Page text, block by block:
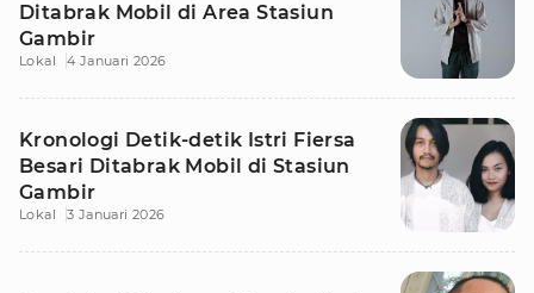
Ditabrak Mobil di Area Stasiun
Gambir
Lokal 4 Januari 2026
Kronologi Detik-detik Istri Fiersa
Besari Ditabrak Mobil di Stasiun
Gambir
Lokal 3 Januari 2026